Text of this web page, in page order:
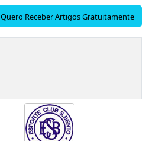
Quero Receber Artigos Gratuitamente